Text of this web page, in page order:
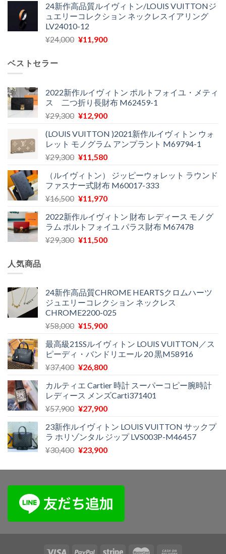
し
た。
で
す。
価
格
は
¥30,400
の
価
は
24新作高品質ルイヴィトン/LOUIS VUITTONジ
ュエリーコレクション ネックレスイアリング
LV24010-12
¥24,000 元
¥24,000
で
し
¥11,900現
は
¥11,900
で
ベストセラー
2022新作ルイヴィトン ポルトフォイユ・メティ
ス 二つ折り長財布 M62459-1
¥29,300 元
価
格
は
で
し
た。
¥12,900現
の
価
格
¥12,900
で
す。
(LOUIS VUITTON )2021新作ルイヴィトン ウォ
レット モノグラム アンプラント M69794-1
¥29,300 元
価
格
は
で
し
た。
¥11,580現
の
価
格
¥11,580
で
す。
（ルイヴィトン） ジッピーウォレット ラウンド
ファスナー式財布 M60017-333
¥16,500 元
価
格
は
¥11,970現
の
価
格
2022新作ルイヴィトン 財布 レディース モノグ
ラム ポルトフォイユ パラス財布 M67478
¥29,300 元
¥29,300
で
し
た。
¥11,500現
は
¥11,500
で
す。
人気商品
24新作高品質CHROME HEARTSクロムハーツ
ジュエリーコレクション ネックレス
CHROME2200-025
¥58,000 元
価
格
は
で
し
た。
¥15,900現
の
価
格
¥15,900
で
す。
最高級21SSルイヴィトン LOUIS VUITTON／ス
ピーディ・バンドリエール 20 黒M58916
¥37,400 元
価
格
は
で
し
た。
¥26,800現
の
価
格
¥26,800
で
す。
カルティエ Cartier 時計 スーパーコピー腕時計
レディース メンズCarti371401
¥57,900 元
価
格
は
で
¥27,900現
の
価
格
¥27,900
23新作ルイヴィトン LOUIS VUITTON サックプ
ラ ホリゾンタル ジップ LVS003P-M46457
¥30,400 元
価
¥30,400
で
し
た。
¥23,900現
の
は
¥23,900
で
す。